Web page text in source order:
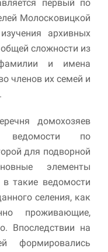
первый по
Молосковицкой
архивных
сложности из
и имена
членов их семей и
домохозяев
ведомости по
для подворной
элементы
в такие ведомости
селения, как
проживающие,
Впоследствии на
формировались
эффективной работы
сайта во
время вашего
отказ от
cookie
к
своими
о вашем
во время
нашего
сайта, вы повышаете
того, что
получать